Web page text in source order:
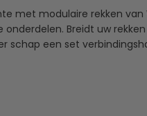
met modulaire rekken van
Breidt uw
schap een set